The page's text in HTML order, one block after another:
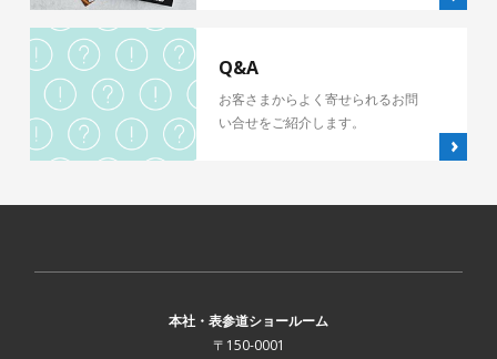
Q&A
お客さまからよく寄せられるお問
い合せをご紹介します。
本社・表参道ショールーム
〒150-0001